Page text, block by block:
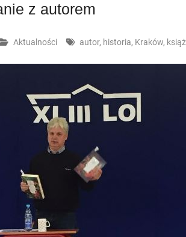
z autorem
Aktualności autor, historia, Kraków,